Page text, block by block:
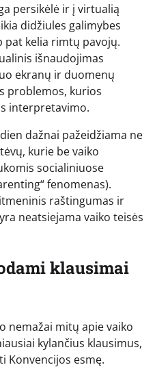
persikėlė ir į virtualią
didžiules galimybes
kelia rimtų pavojų.
išnaudojimas
ekranų ir duomenų
problemos, kurios
interpretavimo.
dažnai pažeidžiama ne
kurie be vaiko
socialiniuose
fenomenas).
raštingumas ir
neatsiejama vaiko teisės
klausimai
nemažai mitų apie vaiko
kylančius klausimus,
Konvencijos esmę.